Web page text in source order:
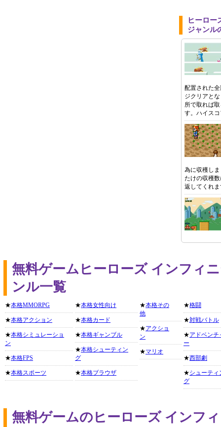
ヒーロー
ジャンル
配置された
ジクリアと
所で取れば
す。ハイス
為に収穫し
たけの収穫
返してくれ
無料ゲームヒーローズ インフィ
ンル一覧
★本格MMORPG
★本格アクション
★本格シミュレーショ
ン
★本格FPS
★本格スポーツ
★本格女性向け
★本格カード
★本格ギャンブル
★本格シューティン
グ
★本格ブラウザ
★本格その
他
★アクショ
ン
★マリオ
★格闘
★対戦バトル
★アドベンチ
ー
★西部劇
★シューティ
グ
無料ゲームのヒーローズ インフ